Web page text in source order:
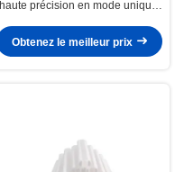
haute précision en mode unique,
Obtenez le meilleur prix